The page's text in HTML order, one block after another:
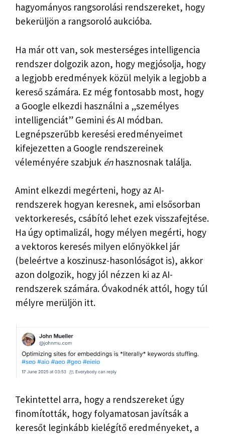
hagyományos rangsorolási rendszereket, hogy
bekerüljön a rangsoroló aukcióba.
Ha már ott van, sok mesterséges intelligencia
rendszer dolgozik azon, hogy megjósolja, hogy
a legjobb eredmények közül melyik a legjobb a
kereső számára. Ez még fontosabb most, hogy
a Google elkezdi használni a „személyes
intelligenciát” Gemini és AI módban.
Legnépszerűbb keresési eredményeimet
kifejezetten a Google rendszereinek
véleményére szabjuk énhasznosnak találja.
Amint elkezdi megérteni, hogy az AI-
rendszerek hogyan keresnek, ami elsősorban
vektorkeresés, csábító lehet ezek visszafejtése.
Ha úgy optimalizál, hogy mélyen megérti, hogy
a vektoros keresés milyen előnyökkel jár
(beleértve a koszinusz-hasonlóságot is), akkor
azon dolgozik, hogy jól nézzen ki az AI-
rendszerek számára. Óvakodnék attól, hogy túl
mélyre merüljön itt.
Tekintettel arra, hogy a rendszereket úgy
finomították, hogy folyamatosan javítsák a
keresőt leginkább kielégítő eredményeket, a